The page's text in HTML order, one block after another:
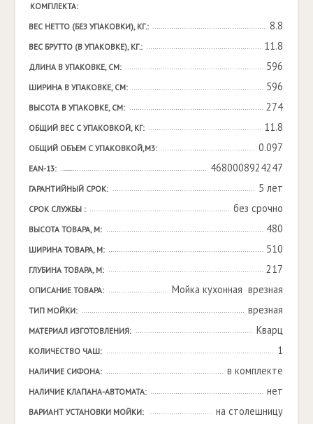
КОМПЛЕКТА:
ВЕС НЕТТО (БЕЗ УПАКОВКИ), КГ.: 8.8
ВЕС БРУТТО (В УПАКОВКЕ), КГ.: 11.8
ДЛИНА В УПАКОВКЕ, СМ: 596
ШИРИНА В УПАКОВКЕ, СМ: 596
ВЫСОТА В УПАКОВКЕ, СМ: 274
ОБЩИЙ ВЕС С УПАКОВКОЙ, КГ: 11.8
ОБЩИЙ ОБЪЕМ С УПАКОВКОЙ,М3: 0.097
EAN-13: 4680008924247
ГАРАНТИЙНЫЙ СРОК: 5 лет
СРОК СЛУЖБЫ : без срочно
ВЫСОТА ТОВАРА, М: 480
ШИРИНА ТОВАРА, М: 510
ГЛУБИНА ТОВАРА, М: 217
ОПИСАНИЕ ТОВАРА: Мойка кухонная  врезная
ТИП МОЙКИ: врезная
МАТЕРИАЛ ИЗГОТОВЛЕНИЯ: Кварц
КОЛИЧЕСТВО ЧАШ: 1
НАЛИЧИЕ СИФОНА: в комплекте
НАЛИЧИЕ КЛАПАНА-АВТОМАТА: нет
ВАРИАНТ УСТАНОВКИ МОЙКИ: на столешницу